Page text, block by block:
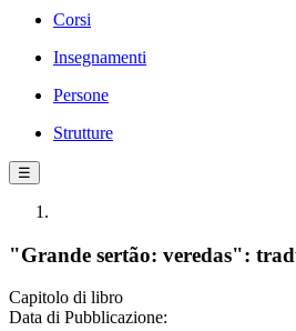
Corsi
Insegnamenti
Persone
Strutture
☰
"Grande sertão: veredas":
Capitolo di libro
Data di Pubblicazione: